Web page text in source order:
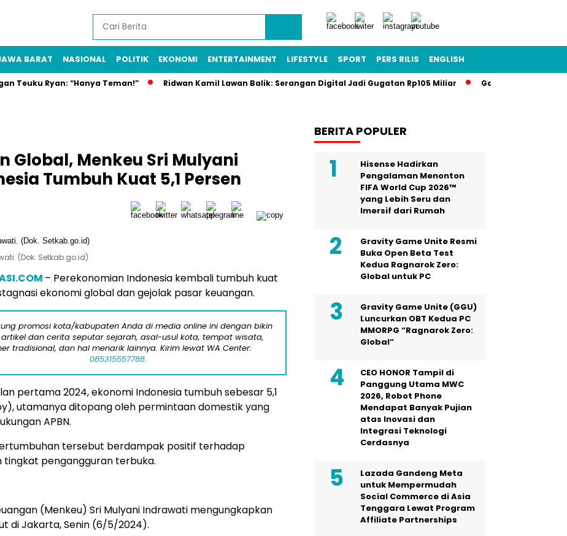
BARAT NASIONAL POLITIK EKONOMI ENTERTAINMENT LIFESTYLE SPORT PERS RILIS ENGLISH
Teuku Ryan: “Hanya Teman!” Ridwan Kamil Lawan Balik: Serangan Digital Jadi Gugatan Rp105 Miliar Gawat Darurat
Global, Menkeu Sri Mulyani
Tumbuh Kuat 5,1 Persen
(Dok. Setkab.go.id)
– Perekonomian Indonesia kembali tumbuh kuat
ekonomi global dan gejolak pasar keuangan.
promosi kota/kabupaten Anda di media online ini dengan bikin
dan cerita seputar sejarah, asal-usul kota, tempat wisata,
tradisional, dan hal menarik lainnya. Kirim lewat WA Center:
085315557788.
pertama 2024, ekonomi Indonesia tumbuh sebesar 5,1
utamanya ditopang oleh permintaan domestik yang
APBN.
tersebut berdampak positif terhadap
tingkat pengangguran terbuka.
(Menkeu) Sri Mulyani Indrawati mengungkapkan
di Jakarta, Senin (6/5/2024).
BERITA POPULER
Hisense Hadirkan
Pengalaman Menonton
FIFA World Cup 2026™
yang Lebih Seru dan
Imersif dari Rumah
Gravity Game Unite Resmi
Buka Open Beta Test
Kedua Ragnarok Zero:
Global untuk PC
Gravity Game Unite (GGU)
Luncurkan OBT Kedua PC
MMORPG “Ragnarok Zero:
Global”
CEO HONOR Tampil di
Panggung Utama MWC
2026, Robot Phone
Mendapat Banyak Pujian
atas Inovasi dan
Integrasi Teknologi
Cerdasnya
Lazada Gandeng Meta
untuk Mempermudah
Social Commerce di Asia
Tenggara Lewat Program
Affiliate Partnerships